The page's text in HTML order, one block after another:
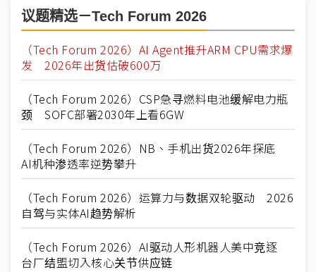
议题精选－Tech Forum 2026
（Tech Forum 2026）AI Agent推升ARM CPU需求爆
发 2026年出货估破600万
（Tech Forum 2026）CSP急寻燃料电池缓解电力瓶
颈 SOFC部署2030年上看6GW
（Tech Forum 2026）NB、手机出货2026年探底
AI机种渗透率逆势攀升
（Tech Forum 2026）运算力与数据双轮驱动 2026
自驾与实体AI趋势解析
（Tech Forum 2026）AI驱动人形机器人美中竞逐
台厂结盟切入核心关节供应链